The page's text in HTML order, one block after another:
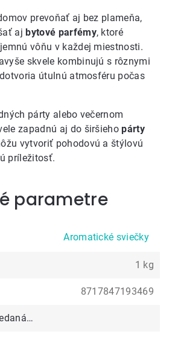
prevoňať aj bez plameňa,
ajbytové parfémy, ktoré
vôňu v každej miestnosti.
skvele kombinujú s rôznymi
útulnú atmosféru počas
párty alebo večernom
zapadnú aj do širšiehopárty
vytvoriť pohodovú a štýlovú
príležitosť.
parametre
Aromatické sviečky
1 kg
8717847193469